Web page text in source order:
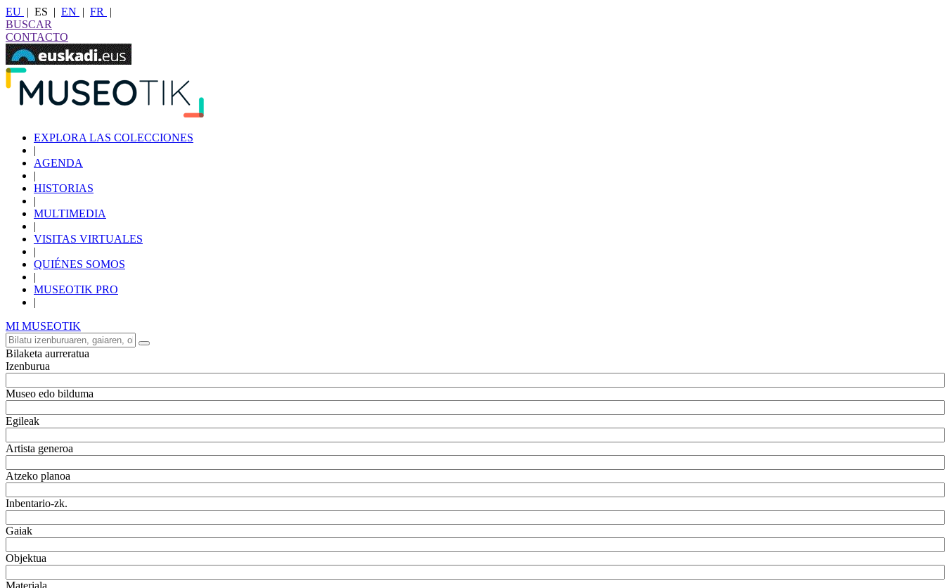
EU | ES | EN | FR
|
BUSCAR
CONTACTO
EXPLORA LAS COLECCIONES
|
AGENDA
|
HISTORIAS
|
MULTIMEDIA
|
VISITAS VIRTUALES
|
QUIÉNES SOMOS
|
MUSEOTIK PRO
|
MI MUSEOTIK
Bilaketa aurreratua
Izenburua
Museo edo bilduma
Egileak
Artista generoa
Atzeko planoa
Inbentario-zk.
Gaiak
Objektua
Materiala